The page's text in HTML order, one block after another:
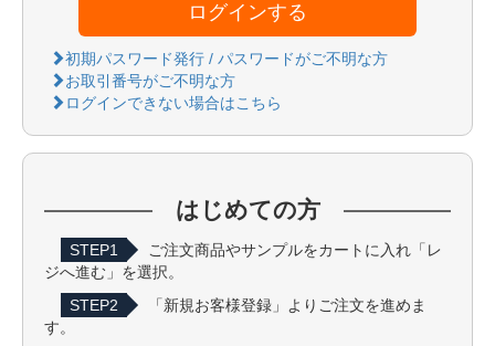
ログインする
初期パスワード発行 / パスワードがご不明な方
お取引番号がご不明な方
ログインできない場合はこちら
はじめての方
STEP1
ご注文商品やサンプルをカートに入れ「レ
ジへ進む」を選択。
STEP2
「新規お客様登録」よりご注文を進めま
す。